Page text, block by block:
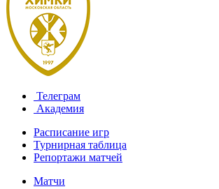
Телеграм
Академия
Расписание игр
Турнирная таблица
Репортажи матчей
Матчи